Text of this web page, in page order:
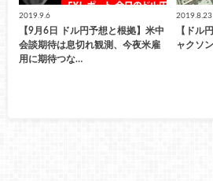
2019.9.6
【9月6日 ドル円予想と根拠】米中
会談期待は息切れ観測、今夜米雇
用に期待つな…
2019.8.23
【ドル
ャクソ